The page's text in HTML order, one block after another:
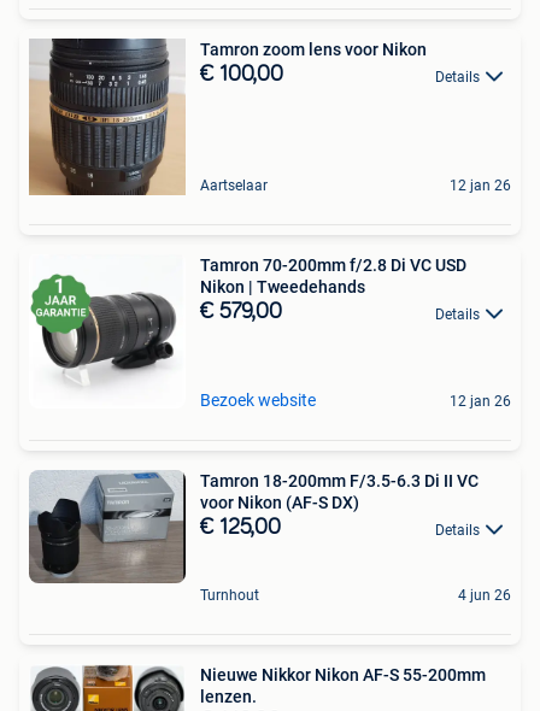
Tamron zoom lens voor Nikon
€ 100,00 Details
Aartselaar 12 jan 26
Tamron 70-200mm f/2.8 Di VC USD
Nikon | Tweedehands
€ 579,00 Details
Bezoek website 12 jan 26
Tamron 18-200mm F/3.5-6.3 Di II VC
voor Nikon (AF-S DX)
€ 125,00 Details
Turnhout 4 jun 26
Nieuwe Nikkor Nikon AF-S 55-200mm
lenzen.